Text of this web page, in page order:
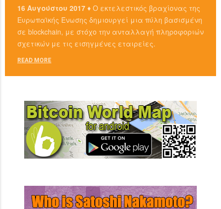
16 Αυγούστου 2017 ♦ Ο εκτελεστικός βραχίονας της
Ευρωπαϊκής Ένωσης δημιουργεί μια πύλη βασισμένη
σε blockchain, με στόχο την ανταλλαγή πληροφοριών
σχετικών με τις εισηγμένες εταιρείες.
READ MORE